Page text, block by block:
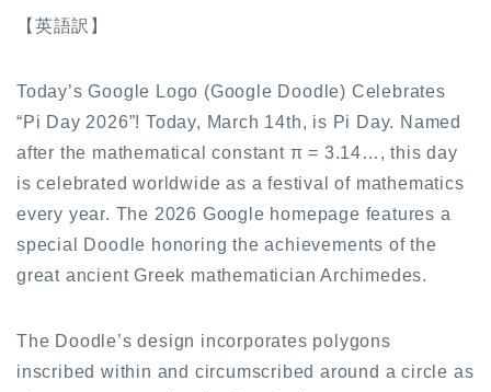
【英語訳】
Today’s Google Logo (Google Doodle) Celebrates
“Pi Day 2026”! Today, March 14th, is Pi Day. Named
after the mathematical constant π = 3.14…, this day
is celebrated worldwide as a festival of mathematics
every year. The 2026 Google homepage features a
special Doodle honoring the achievements of the
great ancient Greek mathematician Archimedes.
The Doodle’s design incorporates polygons
inscribed within and circumscribed around a circle as